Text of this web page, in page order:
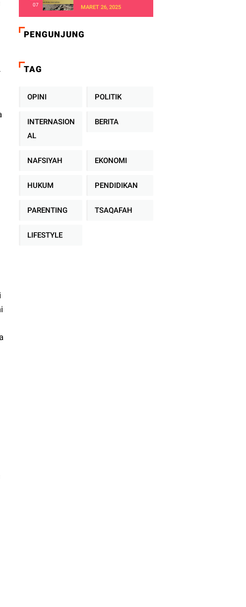
MARET 26, 2025
PENGUNJUNG
TAG
OPINI POLITIK
INTERNASION
AL
BERITA
NAFSIYAH EKONOMI
HUKUM PENDIDIKAN
PARENTING TSAQAFAH
LIFESTYLE